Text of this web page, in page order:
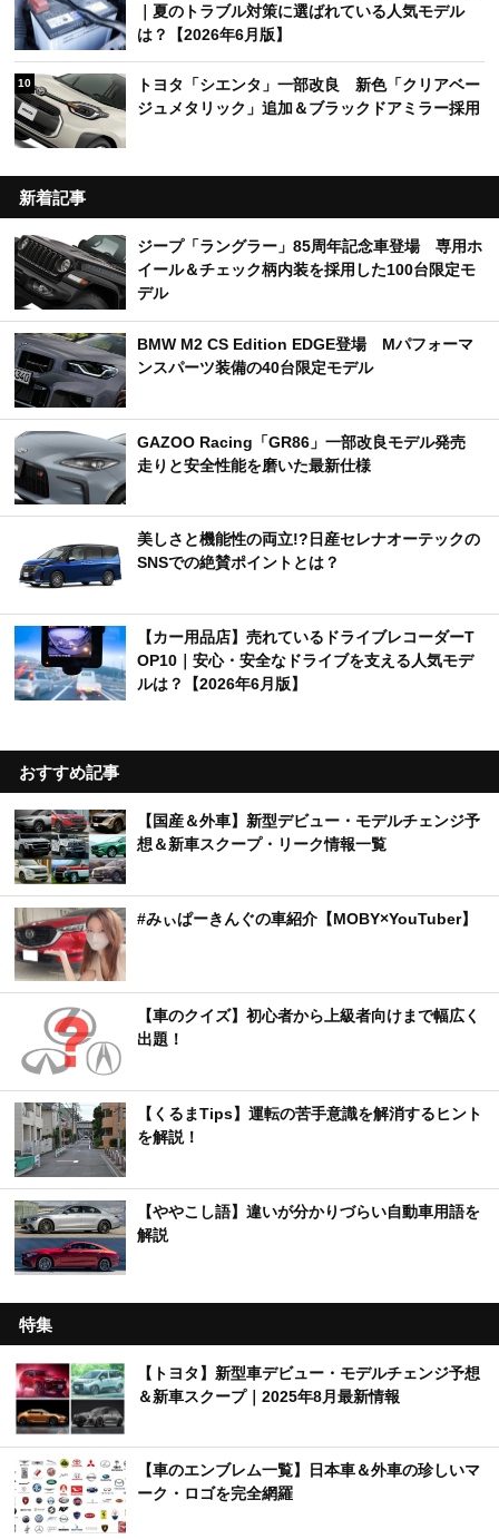
｜夏のトラブル対策に選ばれている人気モデル
は？【2026年6月版】
10
トヨタ「シエンタ」一部改良 新色「クリアベー
ジュメタリック」追加＆ブラックドアミラー採用
新着記事
ジープ「ラングラー」85周年記念車登場 専用ホ
イール＆チェック柄内装を採用した100台限定モ
デル
BMW M2 CS Edition EDGE登場 Mパフォーマ
ンスパーツ装備の40台限定モデル
GAZOO Racing「GR86」一部改良モデル発売
走りと安全性能を磨いた最新仕様
美しさと機能性の両立!?日産セレナオーテックの
SNSでの絶賛ポイントとは？
【カー用品店】売れているドライブレコーダーT
OP10｜安心・安全なドライブを支える人気モデ
ルは？【2026年6月版】
おすすめ記事
【国産＆外車】新型デビュー・モデルチェンジ予
想＆新車スクープ・リーク情報一覧
#みぃぱーきんぐの車紹介【MOBY×YouTuber】
【車のクイズ】初心者から上級者向けまで幅広く
出題！
【くるまTips】運転の苦手意識を解消するヒント
を解説！
【ややこし語】違いが分かりづらい自動車用語を
解説
特集
【トヨタ】新型車デビュー・モデルチェンジ予想
＆新車スクープ｜2025年8月最新情報
【車のエンブレム一覧】日本車＆外車の珍しいマ
ーク・ロゴを完全網羅